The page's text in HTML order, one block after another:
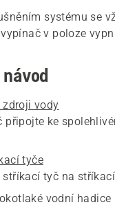
systému se
v poloze
zdroji vody
připojte ke
tyče
stříkací tyč na
vodní hadice